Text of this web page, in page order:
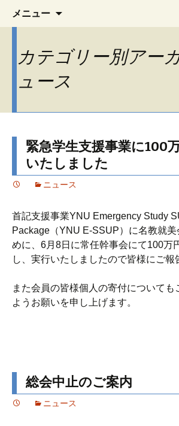
YNU 横浜国立大学
材料系学科同窓会
会』
YNU 横浜国立大学機械工
同窓会の情報交流と親睦
をご案内します
メニュー
ン
ツ
へ
カテゴリー別アー
ュース
緊急学生支援事業に100
いたしました
ニュース
首記支援事業YNU Emergency Study
Package（YNU E-SSUP）に名教就美
めに、6月8日に常任幹事会にて100万
し、実行いたしましたので皆様にご報
また会員の皆様個人の寄付についても
ようお願いを申し上げます。
総会中止のご案内
ニュース